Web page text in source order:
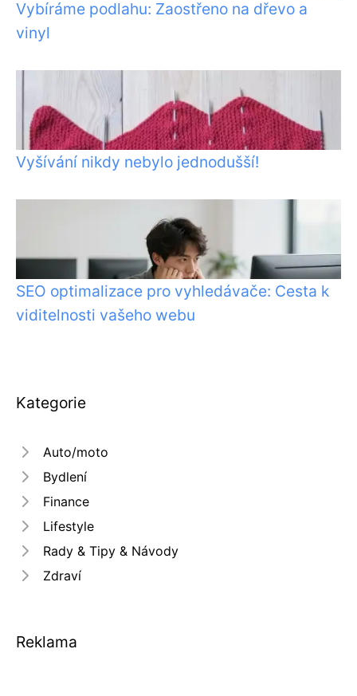
Vybíráme podlahu: Zaostřeno na dřevo a
vinyl
Vyšívání nikdy nebylo jednodušší!
SEO optimalizace pro vyhledávače: Cesta k
viditelnosti vašeho webu
Kategorie
Auto/moto
Bydlení
Finance
Lifestyle
Rady & Tipy & Návody
Zdraví
Reklama